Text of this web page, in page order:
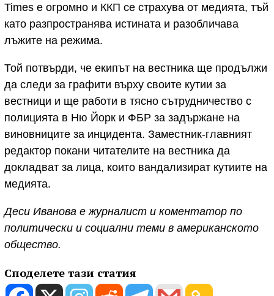
Times е огромно и ККП се страхува от медията, тъй
като разпространява истината и разобличава
лъжите на режима.
Той потвърди, че екипът на вестника ще продължи
да следи за графити върху своите кутии за
вестници и ще работи в тясно сътрудничество с
полицията в Ню Йорк и ФБР за задържане на
виновниците за инцидента. Заместник-главният
редактор покани читателите на вестника да
докладват за лица, които вандализират кутиите на
медията.
Деси Иванова е журналист и коментатор по
политически и социални теми в американското
общество.
Споделете тази статия